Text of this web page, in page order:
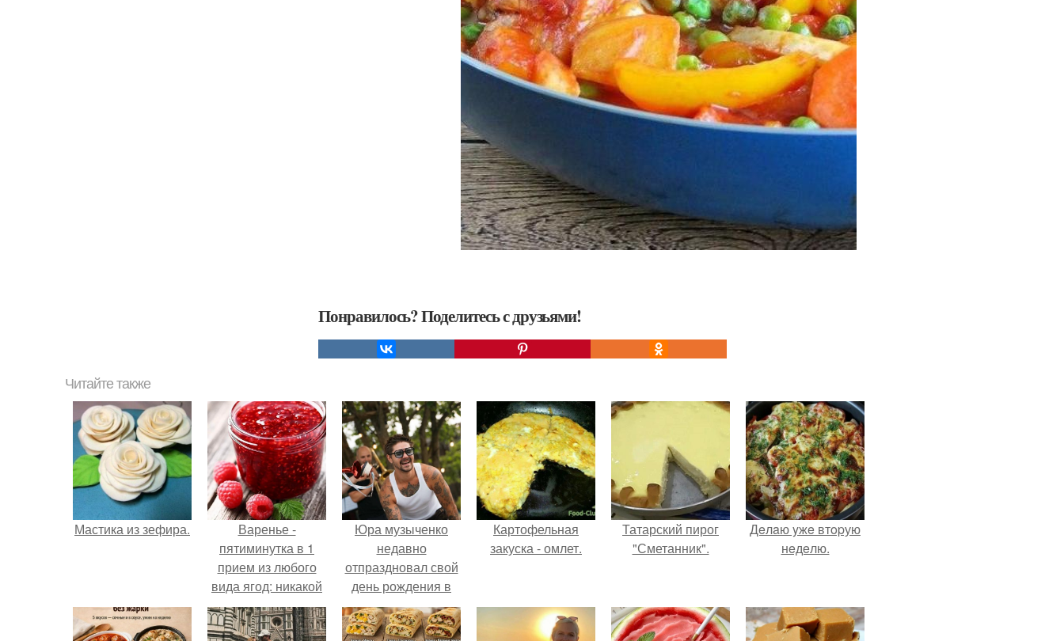
Понравилось? Поделитесь с друзьями!
Читайте также
Мастика из зефира.
Варенье -
пятиминутка в 1
прием из любого
вида ягод: никакой
длительной варки,
все витамины на
Юра музыченко
недавно
отпраздновал свой
день рождения в
кругу самых
близких и родных
Картофельная
закуска - омлет.
Татарский пирог
"Сметанник".
Дeлaю yжe втopую
нeдeлю.